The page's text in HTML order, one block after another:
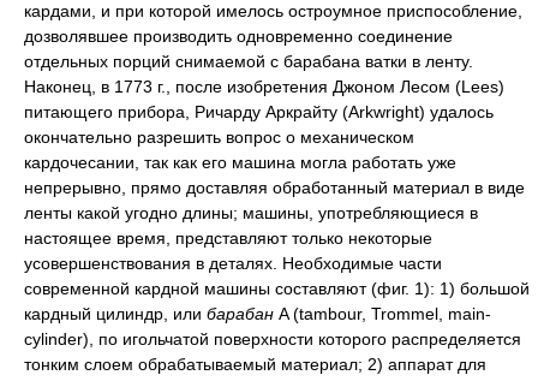
кардами, и при которой имелось остроумное приспособление,
дозволявшее производить одновременно соединение
отдельных порций снимаемой с барабана ватки в ленту.
Наконец, в 1773 г., после изобретения Джоном Лесом (Lees)
питающего прибора, Ричарду Аркрайту (Arkwright) удалось
окончательно разрешить вопрос о механическом
кардочесании, так как его машина могла работать уже
непрерывно, прямо доставляя обработанный материал в виде
ленты какой угодно длины; машины, употребляющиеся в
настоящее время, представляют только некоторые
усовершенствования в деталях. Необходимые части
современной кардной машины составляют (фиг. 1): 1) большой
кардный цилиндр, или барабан A (tambour, Trommel, main-
cylinder), по игольчатой поверхности которого распределяется
тонким слоем обрабатываемый материал; 2) аппарат для